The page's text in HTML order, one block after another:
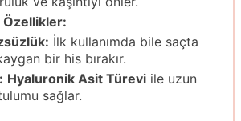
Özellikler:
İlk kullanımda bile saçta
bir his bırakır.
Hyaluronik Asit Türevi ile uzun
sağlar.